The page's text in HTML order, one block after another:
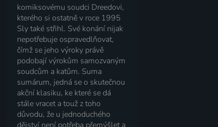
komiksovému soudci Dreedovi,
kterého si ostatně v roce 1995
Sly také střihl. Své konání nijak
nepotřebuje ospravedlňovat,
čímž se jeho výroky právě
podobají výrokům samozvaným
soudcům a katům. Suma
sumárum, jedná se o skutečnou
akční klasiku, ke které se dá
stále vracet a touž z toho
důvodu, že u jednoduchého